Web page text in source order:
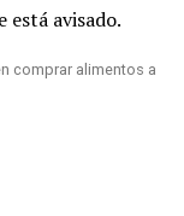
está avisado.